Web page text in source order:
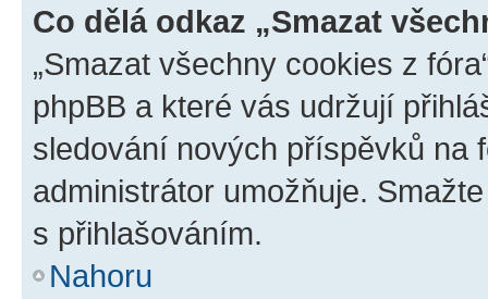
Co dělá odkaz „Smazat
„Smazat všechny cookies z
phpBB a které vás udržují
sledování nových příspěvků na
administrátor umožňuje.
s přihlašováním.
Nahoru